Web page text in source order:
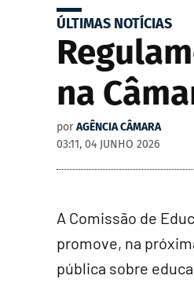
ÚLTIMAS NOTÍCIAS
na
por AGÊNCIA CÂMARA
03:11, 04 JUNHO 2026
A Comissão de
promove, na
pública sobre